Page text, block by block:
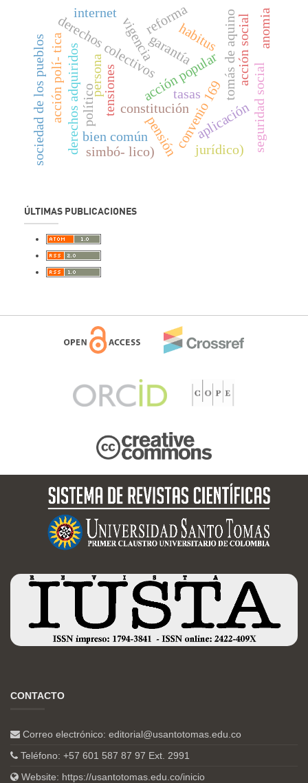
acción popular
derechos colectivos
constitución
garantía
convenio 169
vigencia
aplicación
tensiones
reforma
pensión seguridad social
derechos adquiridos tomás de aquino
bien común
persona acción social
acción polí- tica
sociedad de los pueblos habitus
político
jurídico)
simbó- lico)
anomia
internet
tasas
ÚLTIMAS PUBLICACIONES
CONTACTO
Correo electrónico: editorial@usantotomas.edu.co
Teléfono: +57 601 587 87 97 Ext. 2991
Website: https://usantotomas.edu.co/inicio